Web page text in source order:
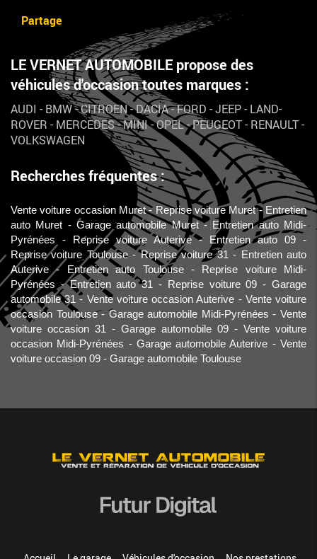
Partage
LE VERNET AUTOMOBILE propose des
véhicules d'occasion toutes marques :
AUDI - BMW-CITROEN-DACIA-FORD -JEEP- LAND-
ROVER - MERCEDES-MINI-OPEL-PEUGEOT- RENAULT-
VOLKSWAGEN
Recherches fréquentes :
Vente voiture occasion Muret Reprise voiture Muret
Entretien
auto Muret
Garage automobile Muret
Entretien auto Midi-
Pyrénées
Reprise voiture Auterive
Entretien auto 09
Reprise voiture Toulouse
Reprise voiture 31
Entretien auto
Auterive
Entretien auto Toulouse
Reprise voiture Midi-
Pyrénées
Entretien auto 31 Reprise voiture 09
Garage
automobile 31
Vente voiture occasion Auterive
Vente voiture
occasion Toulouse
Garage automobile Midi-Pyrénées
Vente
voiture occasion 31
Garage automobile 09
Vente voiture
occasion Midi-Pyrénées
Garage automobile Auterive
Vente
voiture occasion 09
Garage automobile Toulouse